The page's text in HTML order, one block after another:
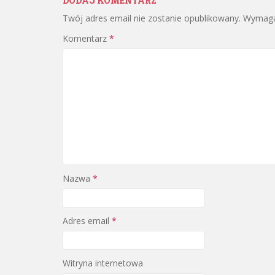
Twój adres email nie zostanie opublikowany.
Komentarz *
Nazwa *
Adres email *
Witryna internetowa